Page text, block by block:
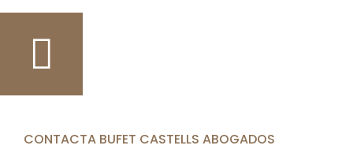
CONTACTA BUFET CASTELLS ABOGADOS